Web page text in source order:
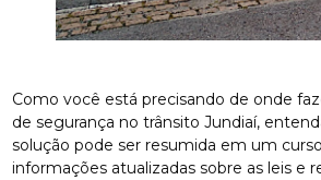
Como você está precisando de onde
de segurança no trânsito Jundiaí,
solução pode ser resumida em um
informações atualizadas sobre as leis e